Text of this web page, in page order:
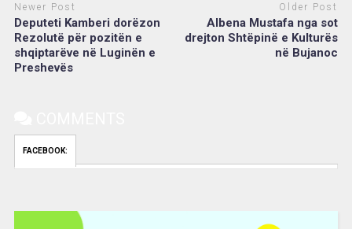
Newer Post
Deputeti Kamberi dorëzon
Rezolutë për pozitën e
shqiptarëve në Luginën e
Preshevës
Older Post
Albena Mustafa nga sot
drejton Shtëpinë e Kulturës
në Bujanoc
FACEBOOK: